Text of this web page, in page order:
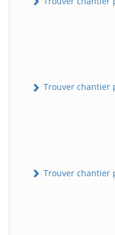
Trouver chantier
Trouver chantier